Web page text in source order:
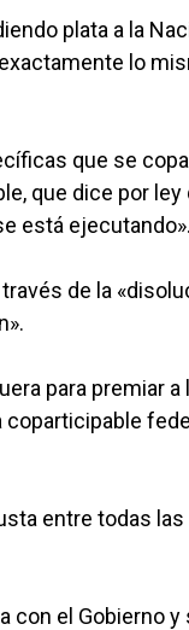
plata a la
lo
que se
que dice por ley
está ejecutando».
de la
para premiar
entre todas
con el Gobierno y